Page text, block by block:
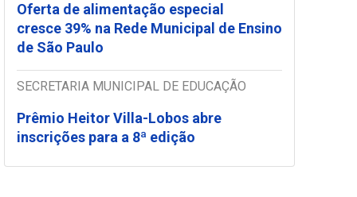
Oferta de alimentação especial
cresce 39% na Rede Municipal de Ensino
de São Paulo
SECRETARIA MUNICIPAL DE EDUCAÇÃO
Prêmio Heitor Villa-Lobos abre
inscrições para a 8ª edição